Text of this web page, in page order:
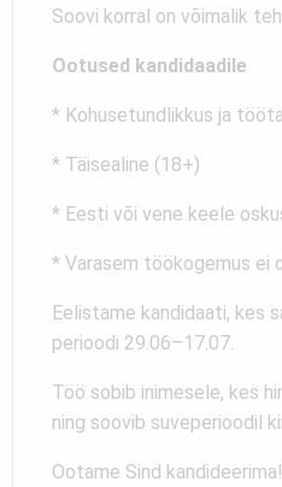
Soovi korral on võimalik
Ootused kandidaadile
* Kohusetundlikkus ja
* Täisealine (18+)
* Eesti või vene keele
* Varasem töökogemus ei
Eelistame kandidaati, kes
perioodi 29.06–17.07.
Töö sobib inimesele, kes
ning soovib suveperioodil
Ootame Sind kandideerima!